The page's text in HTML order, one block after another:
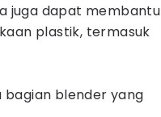
juga dapat membantu
plastik, termasuk
bagian blender yang